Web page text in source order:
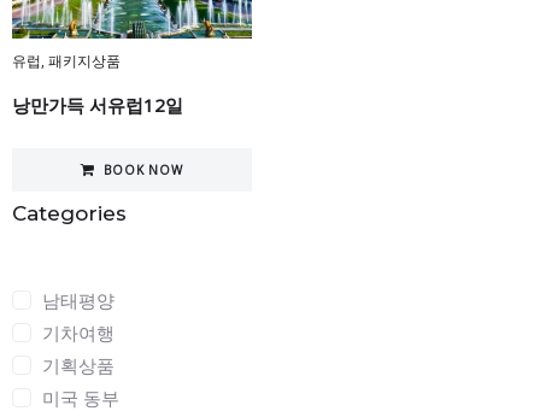
Categories
남태평양
기차여행
기획상품
미국 동부
유럽,패키지상품
낭만가득 서유럽12일
BOOK NOW